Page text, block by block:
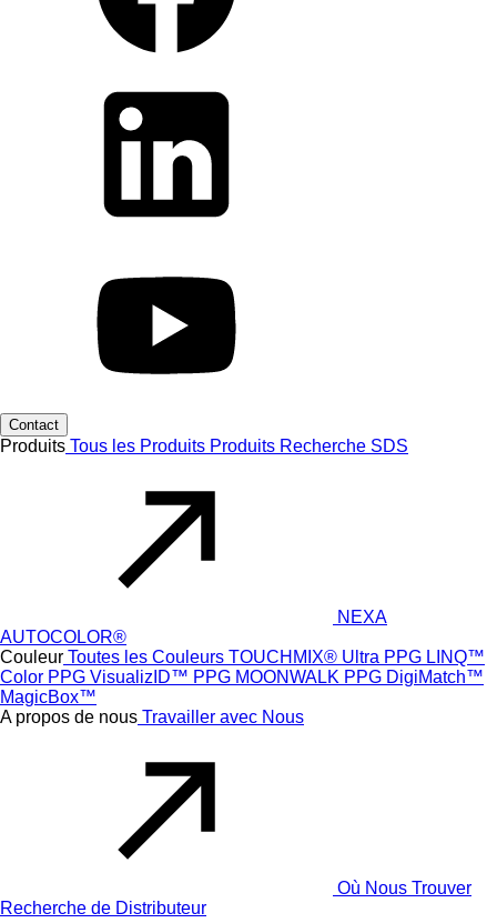
Contact
Produits Tous les Produits Produits Recherche SDS
NEXA
AUTOCOLOR®
Couleur Toutes les Couleurs TOUCHMIX® Ultra PPG LINQ™
Color PPG VisualizID™ PPG MOONWALK PPG DigiMatch™
MagicBox™
A propos de nous Travailler avec Nous
Où Nous Trouver
Recherche de Distributeur